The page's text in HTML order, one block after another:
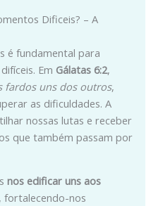
Dificeis? – A
é fundamental para
Em Gálatas 6:2,
fardos uns dos outros,
as dificuldades. A
nossas lutas e receber
que também passam por
nos edificar uns aos
fortalecendo-nos